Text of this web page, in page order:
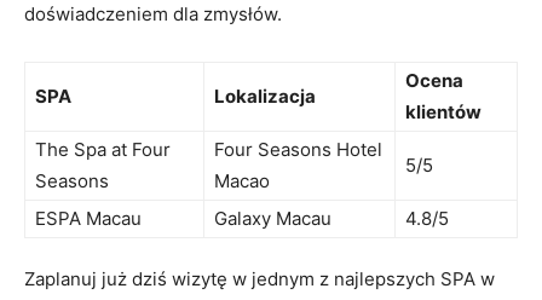
⁢doświadczeniem dla zmysłów.
SPA Lokalizacja
Ocena
klientów
The Spa at Four
Seasons
Four‍ Seasons Hotel
Macao
5/5
ESPA Macau Galaxy Macau 4.8/5
Zaplanuj już dziś wizytę w jednym⁢ z najlepszych SPA w